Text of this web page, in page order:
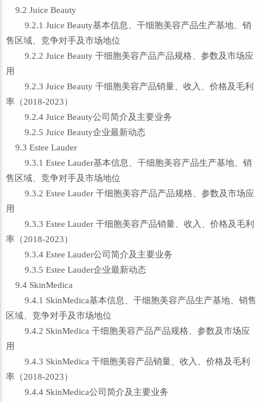
9.2 Juice Beauty
9.2.1 Juice Beauty基本信息、干细胞美容产品生产基地、销
售区域、竞争对手及市场地位
9.2.2 Juice Beauty 干细胞美容产品产品规格、参数及市场应
用
9.2.3 Juice Beauty 干细胞美容产品销量、收入、价格及毛利
率（2018-2023）
9.2.4 Juice Beauty公司简介及主要业务
9.2.5 Juice Beauty企业最新动态
9.3 Estee Lauder
9.3.1 Estee Lauder基本信息、干细胞美容产品生产基地、销
售区域、竞争对手及市场地位
9.3.2 Estee Lauder 干细胞美容产品产品规格、参数及市场应
用
9.3.3 Estee Lauder 干细胞美容产品销量、收入、价格及毛利
率（2018-2023）
9.3.4 Estee Lauder公司简介及主要业务
9.3.5 Estee Lauder企业最新动态
9.4 SkinMedica
9.4.1 SkinMedica基本信息、干细胞美容产品生产基地、销售
区域、竞争对手及市场地位
9.4.2 SkinMedica 干细胞美容产品产品规格、参数及市场应
用
9.4.3 SkinMedica 干细胞美容产品销量、收入、价格及毛利
率（2018-2023）
9.4.4 SkinMedica公司简介及主要业务